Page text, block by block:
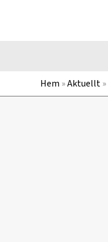
Hem »Aktuellt»